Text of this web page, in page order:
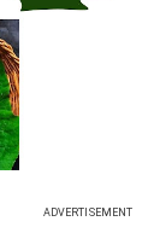
ADVERTISEMENT